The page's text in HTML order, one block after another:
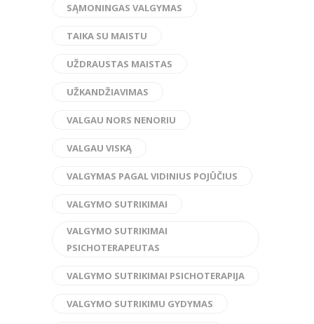
SĄMONINGAS VALGYMAS
TAIKA SU MAISTU
UŽDRAUSTAS MAISTAS
UŽKANDŽIAVIMAS
VALGAU NORS NENORIU
VALGAU VISKĄ
VALGYMAS PAGAL VIDINIUS POJŪČIUS
VALGYMO SUTRIKIMAI
VALGYMO SUTRIKIMAI
PSICHOTERAPEUTAS
VALGYMO SUTRIKIMAI PSICHOTERAPIJA
VALGYMO SUTRIKIMU GYDYMAS